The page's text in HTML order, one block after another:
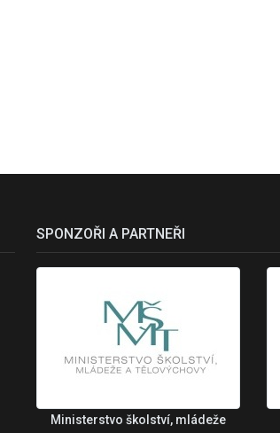
SPONZOŘI A PARTNEŘI
Ministerstvo školství, mládeže